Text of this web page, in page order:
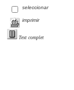
seleccionar
imprimir
Text complet